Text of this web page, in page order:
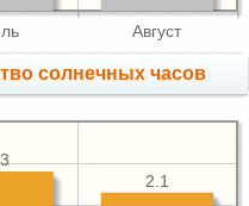
Август
солнечных часов
2.1